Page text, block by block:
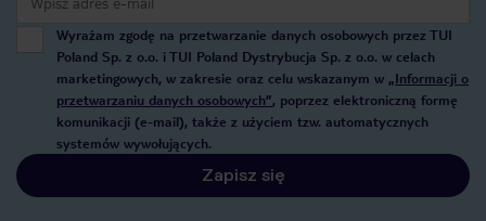
Wyrażam zgodę na przetwarzanie danych osobowych przez TUI
Poland Sp. z o.o. i TUI Poland Dystrybucja Sp. z o.o. w celach
marketingowych, w zakresie oraz celu wskazanym w „Informacji o
przetwarzaniu danych osobowych”, poprzez elektroniczną formę
komunikacji (e-mail), także z użyciem tzw. automatycznych
systemów wywołujących.
Zapisz się